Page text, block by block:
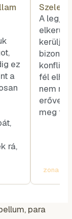
ez
a
rá,
Szele
A
fél
nem
erővel,
meg
zona
para